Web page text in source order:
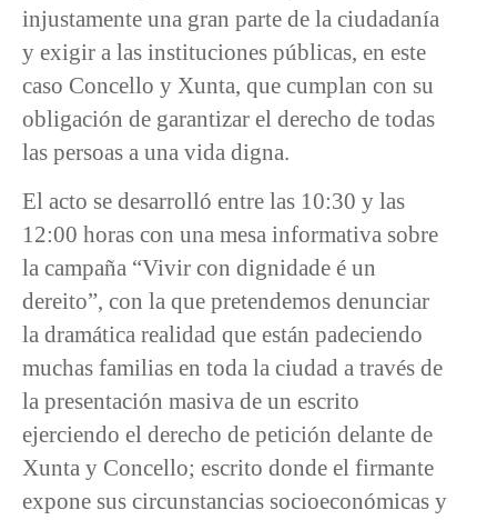
injustamente una gran parte de la ciudadanía
y exigir a las instituciones públicas, en este
caso Concello y Xunta, que cumplan con su
obligación de garantizar el derecho de todas
las persoas a una vida digna.
El acto se desarrolló entre las 10:30 y las
12:00 horas con una mesa informativa sobre
la campaña “Vivir con dignidade é un
dereito”, con la que pretendemos denunciar
la dramática realidad que están padeciendo
muchas familias en toda la ciudad a través de
la presentación masiva de un escrito
ejerciendo el derecho de petición delante de
Xunta y Concello; escrito donde el firmante
expone sus circunstancias socioeconómicas y